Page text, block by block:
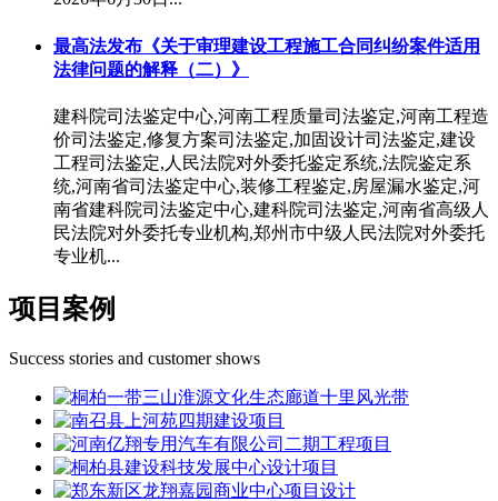
最高法发布《关于审理建设工程施工合同纠纷案件适用
法律问题的解释（二）》
建科院司法鉴定中心,河南工程质量司法鉴定,河南工程造
价司法鉴定,修复方案司法鉴定,加固设计司法鉴定,建设
工程司法鉴定,人民法院对外委托鉴定系统,法院鉴定系
统,河南省司法鉴定中心,装修工程鉴定,房屋漏水鉴定,河
南省建科院司法鉴定中心,建科院司法鉴定,河南省高级人
民法院对外委托专业机构,郑州市中级人民法院对外委托
专业机...
项目案例
Success stories and customer shows